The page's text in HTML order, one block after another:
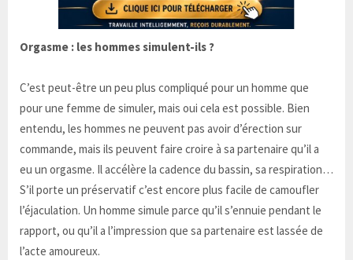
Orgasme : les hommes simulent-ils ?
C’est peut-être un peu plus compliqué pour un homme que
pour une femme de simuler, mais oui cela est possible. Bien
entendu, les hommes ne peuvent pas avoir d’érection sur
commande, mais ils peuvent faire croire à sa partenaire qu’il a
eu un orgasme. Il accélère la cadence du bassin, sa respiration…
S’il porte un préservatif c’est encore plus facile de camoufler
l’éjaculation. Un homme simule parce qu’il s’ennuie pendant le
rapport, ou qu’il a l’impression que sa partenaire est lassée de
l’acte amoureux.